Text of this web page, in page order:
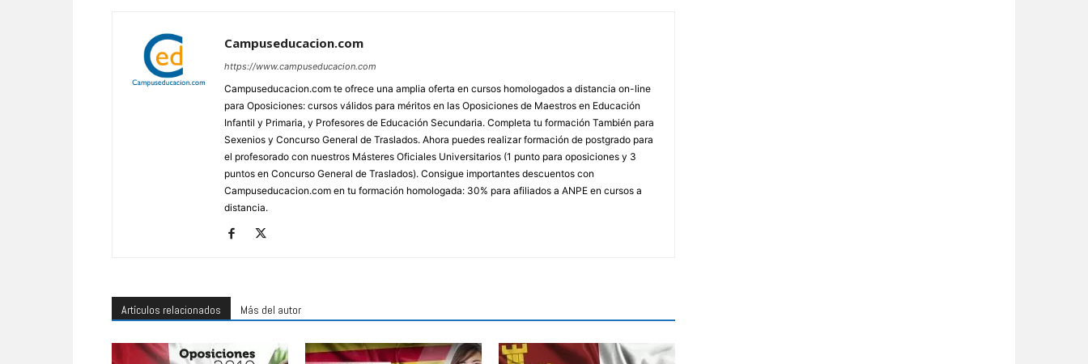
Campuseducacion.com
https://www.campuseducacion.com
Campuseducacion.com te ofrece una amplia oferta en cursos homologados a distancia on-line
para Oposiciones: cursos válidos para méritos en las Oposiciones de Maestros en Educación
Infantil y Primaria, y Profesores de Educación Secundaria. Completa tu formación También para
Sexenios y Concurso General de Traslados. Ahora puedes realizar formación de postgrado para
el profesorado con nuestros Másteres Oficiales Universitarios (1 punto para oposiciones y 3
puntos en Concurso General de Traslados). Consigue importantes descuentos con
Campuseducacion.com en tu formación homologada: 30% para afiliados a ANPE en cursos a
distancia.
Artículos relacionados Más del autor